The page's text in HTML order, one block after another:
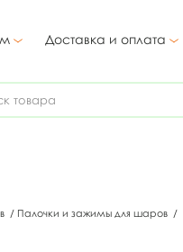
Доставка и оплата
/ Палочки и зажимы для шаров /